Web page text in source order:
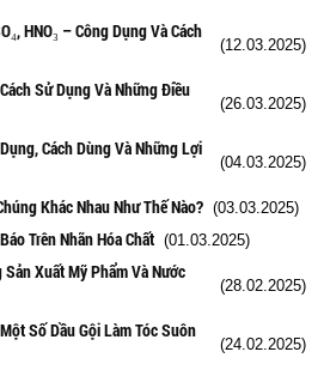
HNO₃ – Công Dụng Và Cách
(12.03.2025)
Sử Dụng Và Những Điều
(26.03.2025)
Cách Dùng Và Những Lợi
(04.03.2025)
Khác Nhau Như Thế Nào? (03.03.2025)
Trên Nhãn Hóa Chất (01.03.2025)
Xuất Mỹ Phẩm Và Nước
(28.02.2025)
Số Dầu Gội Làm Tóc Suôn
(24.02.2025)